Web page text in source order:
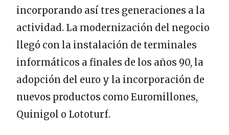
incorporando así tres generaciones a la
actividad. La modernización del negocio
llegó con la instalación de terminales
informáticos a finales de los años 90, la
adopción del euro y la incorporación de
nuevos productos como Euromillones,
Quinigol o Lototurf.